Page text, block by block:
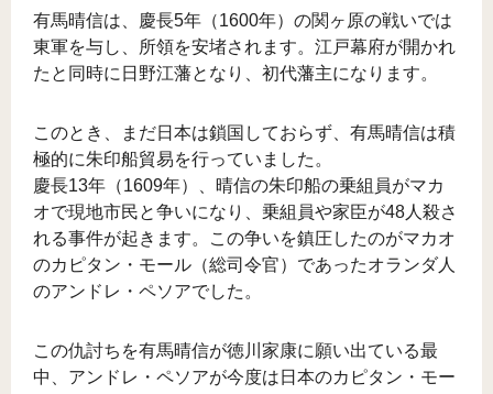
有馬晴信は、慶長5年（1600年）の関ヶ原の戦いでは
東軍を与し、所領を安堵されます。江戸幕府が開かれ
たと同時に日野江藩となり、初代藩主になります。
このとき、まだ日本は鎖国しておらず、有馬晴信は積
極的に朱印船貿易を行っていました。
慶長13年（1609年）、晴信の朱印船の乗組員がマカ
オで現地市民と争いになり、乗組員や家臣が48人殺さ
れる事件が起きます。この争いを鎮圧したのがマカオ
のカピタン・モール（総司令官）であったオランダ人
のアンドレ・ペソアでした。
この仇討ちを有馬晴信が徳川家康に願い出ている最
中、アンドレ・ペソアが今度は日本のカピタン・モー